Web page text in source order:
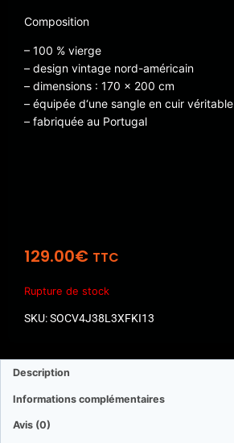
Composition
– 100 % vierge
– design vintage nord-américain
– dimensions : 170 x 200 cm
– équipée d‘une sangle en cuir véritable
– fabriquée au Portugal
129.00€ TTC
Rupture de stock
SKU: SOCV4J38L3XFKI13
Description
Informations complémentaires
Avis (0)